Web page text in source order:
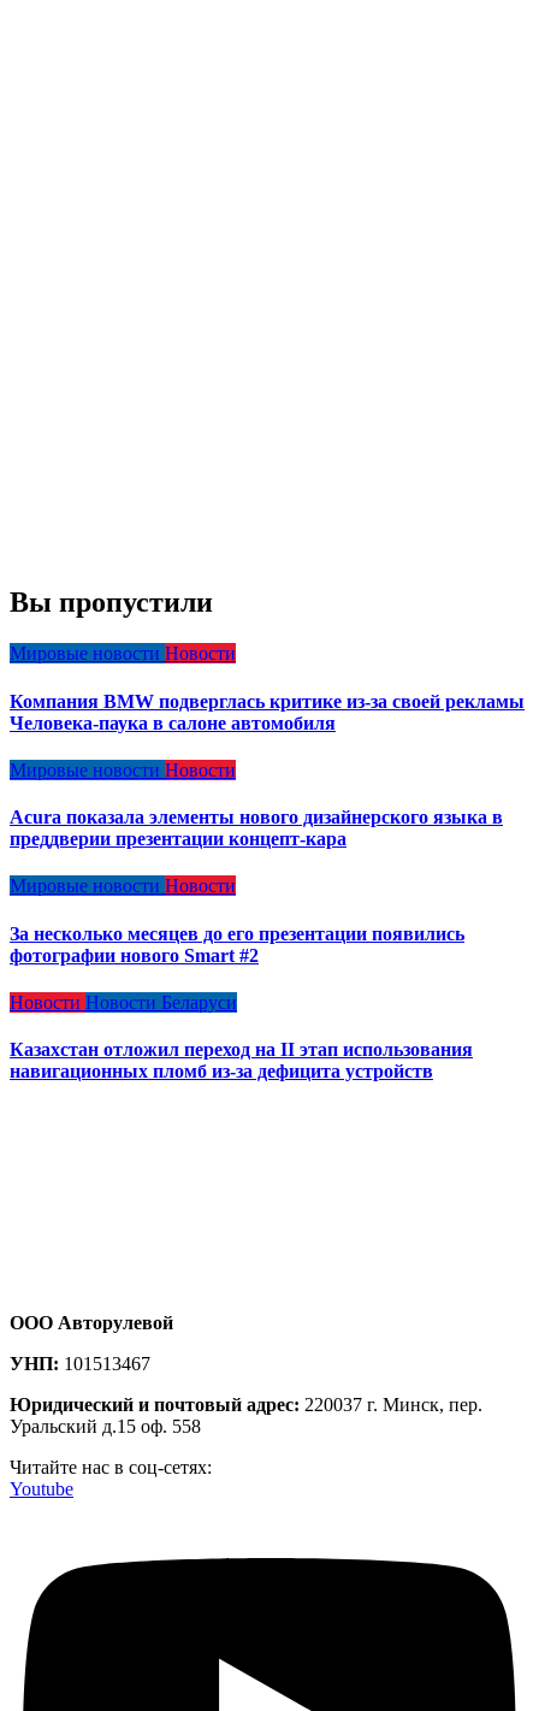
Вы пропустили
Мировые новости Новости
Компания BMW подверглась критике из-за своей рекламы
Человека-паука в салоне автомобиля
Мировые новости Новости
Acura показала элементы нового дизайнерского языка в
преддверии презентации концепт-кара
Мировые новости Новости
За несколько месяцев до его презентации появились
фотографии нового Smart #2
Новости Новости Беларуси
Казахстан отложил переход на II этап использования
навигационных пломб из-за дефицита устройств
ООО Авторулевой
УНП: 101513467
Юридический и почтовый адрес: 220037 г. Минск, пер.
Уральский д.15 оф. 558
Читайте нас в соц-сетях:
Youtube